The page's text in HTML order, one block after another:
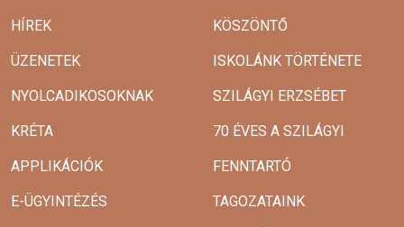
HÍREK
ÜZENETEK
NYOLCADIKOSOKNAK
KRÉTA
APPLIKÁCIÓK
E-ÜGYINTÉZÉS
KÖSZÖNTŐ
ISKOLÁNK TÖRTÉNETE
SZILÁGYI ERZSÉBET
70 ÉVES A SZILÁGYI
FENNTARTÓ
TAGOZATAINK